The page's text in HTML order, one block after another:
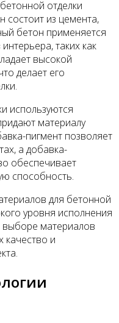
отделки
состоит из цемента,
бетон применяется
таких как
высокой
делает его
используются
материалу
пигмент позволяет
а добавка-
обеспечивает
способность.
для бетонной
уровня исполнения
выборе материалов
качество и